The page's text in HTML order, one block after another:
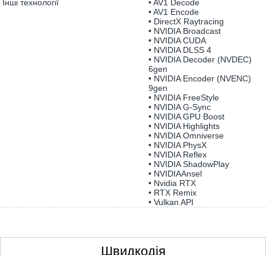
Інші технології
• AV1 Decode
• AV1 Encode
• DirectX Raytracing
• NVIDIA Broadcast
• NVIDIA CUDA
• NVIDIA DLSS 4
• NVIDIA Decoder (NVDEC)
6gen
• NVIDIA Encoder (NVENC)
9gen
• NVIDIA FreeStyle
• NVIDIA G-Sync
• NVIDIA GPU Boost
• NVIDIA Highlights
• NVIDIA Omniverse
• NVIDIA PhysX
• NVIDIA Reflex
• NVIDIA ShadowPlay
• NVIDIAAnsel
• Nvidia RTX
• RTX Remix
• Vulkan API
Швидкодія